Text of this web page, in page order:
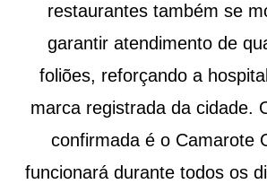
restaurantes também se
garantir atendimento de
foliões, reforçando a
marca registrada da cidade.
confirmada é o Camarote
funcionará durante todos os